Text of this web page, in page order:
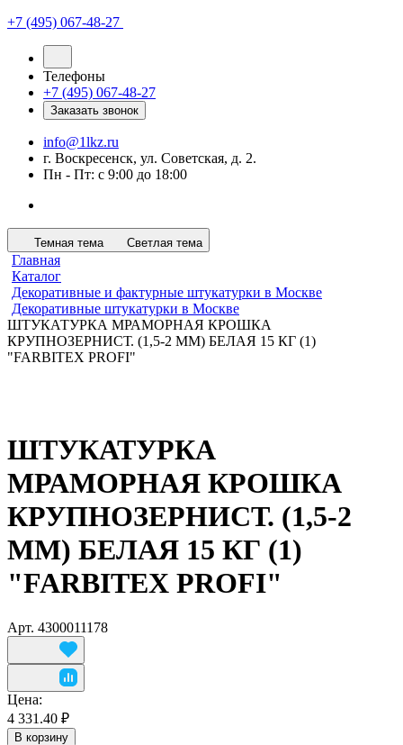
+7 (495) 067-48-27
Телефоны
+7 (495) 067-48-27
Заказать звонок
info@1lkz.ru
г. Воскресенск, ул. Советская, д. 2.
Пн - Пт: с 9:00 до 18:00
Темная тема Светлая тема
Главная
Каталог
Декоративные и фактурные штукатурки в Москве
Декоративные штукатурки в Москве
ШТУКАТУРКА МРАМОРНАЯ КРОШКА
КРУПНОЗЕРНИСТ. (1,5-2 ММ) БЕЛАЯ 15 КГ (1)
"FARBITEX PROFI"
ШТУКАТУРКА
МРАМОРНАЯ КРОШКА
КРУПНОЗЕРНИСТ. (1,5-2
ММ) БЕЛАЯ 15 КГ (1)
"FARBITEX PROFI"
Арт. 4300011178
Цена:
4 331.40 ₽
В корзину